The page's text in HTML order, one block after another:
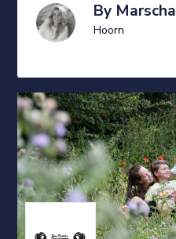
By Marscha
Hoorn